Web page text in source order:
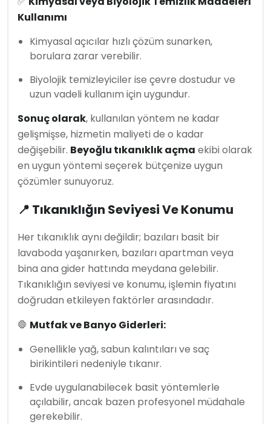
Kullanımı
Kimyasal açıcılar hızlı çözüm sunarken,
borulara zarar verebilir.
Biyolojik temizleyiciler ise çevre dostudur ve
uzun vadeli kullanım için uygundur.
Sonuç olarak, kullanılan yöntem ne kadar
gelişmişse, hizmetin maliyeti de o kadar
değişebilir. Beyoğlu tıkanıklık açma ekibi olarak
en uygun yöntemi seçerek bütçenize uygun
çözümler sunuyoruz.
📍 Tıkanıklığın Seviyesi Ve Konumu
Her tıkanıklık aynı değildir; bazıları basit bir
lavaboda yaşanırken, bazıları apartman veya
bina ana gider hattında meydana gelebilir.
Tıkanıklığın seviyesi ve konumu, işlemin fiyatını
doğrudan etkileyen faktörler arasındadır.
🛑 Mutfak ve Banyo Giderleri:
Genellikle yağ, sabun kalıntıları ve saç
birikintileri nedeniyle tıkanır.
Evde uygulanabilecek basit yöntemlerle
açılabilir, ancak bazen profesyonel müdahale
gerekebilir.